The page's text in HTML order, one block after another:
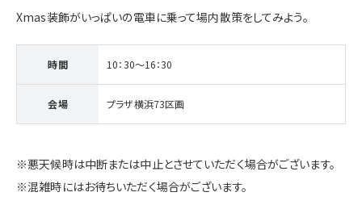
Xmas装飾がいっぱいの電車に乗って場内散策をしてみよう。
時間 10：30～16：30
会場 プラザ横浜73区画
※悪天候時は中断または中止とさせていただく場合がございます。
※混雑時にはお待ちいただく場合がございます。
住まいと暮らしのコラム
住宅展示場出展に関するご案内